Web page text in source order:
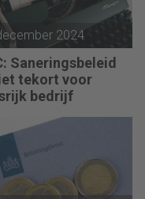
2024
Saneringsbeleid
tekort voor
bedrijf